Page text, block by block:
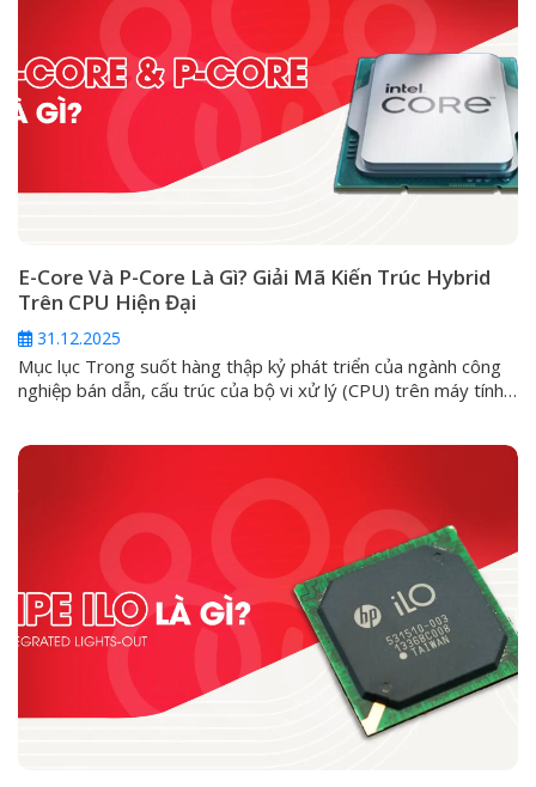
E-Core Và P-Core Là Gì? Giải Mã Kiến Trúc Hybrid
Trên CPU Hiện Đại
31.12.2025
Mục lục Trong suốt hàng thập kỷ phát triển của ngành công
nghiệp bán dẫn, cấu trúc của bộ vi xử lý (CPU) trên máy tính
được đúc từ một khuôn mẫu, có...